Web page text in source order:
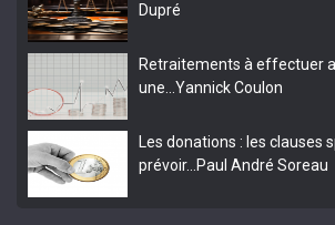
Dupré
Retraitements à effectuer
une…Yannick Coulon
Les donations : les clauses
prévoir…Paul André Soreau